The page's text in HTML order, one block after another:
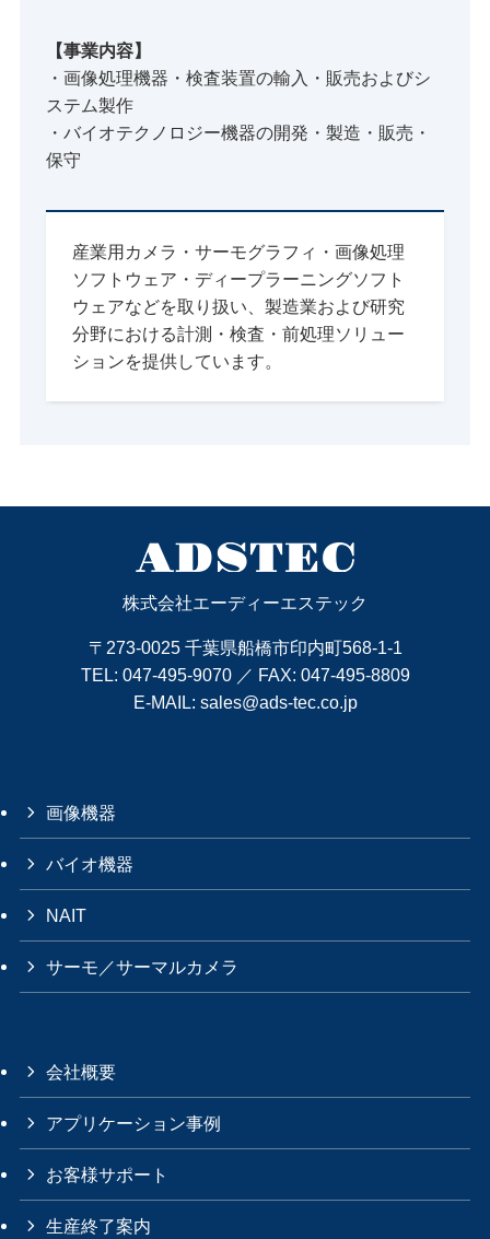
【事業内容】
・画像処理機器・検査装置の輸入・販売およびシ
ステム製作
・バイオテクノロジー機器の開発・製造・販売・
保守
産業用カメラ・サーモグラフィ・画像処理
ソフトウェア・ディープラーニングソフト
ウェアなどを取り扱い、製造業および研究
分野における計測・検査・前処理ソリュー
ションを提供しています。
株式会社エーディーエステック
〒273-0025 千葉県船橋市印内町568-1-1
TEL: 047-495-9070／ FAX: 047-495-8809
E-MAIL: sales@ads-tec.co.jp
画像機器
バイオ機器
NAIT
サーモ／サーマルカメラ
会社概要
アプリケーション事例
お客様サポート
生産終了案内